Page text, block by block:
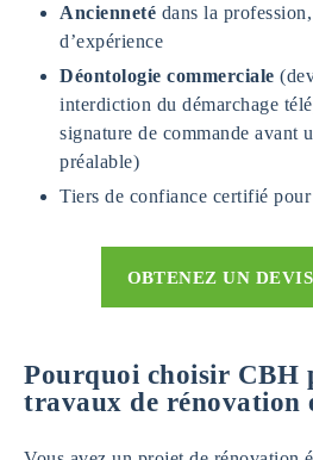
Ancienneté dans la
d’expérience
Déontologie commerciale
interdiction du démarchage
signature de commande avant
préalable)
Tiers de confiance certifié pour
OBTENEZ UN
Pourquoi choisir CBH
travaux de rénovation